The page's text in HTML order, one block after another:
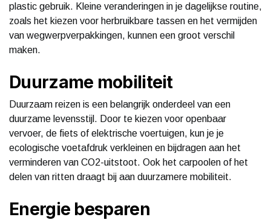
plastic gebruik. Kleine veranderingen in je dagelijkse routine,
zoals het kiezen voor herbruikbare tassen en het vermijden
van wegwerpverpakkingen, kunnen een groot verschil
maken.
Duurzame mobiliteit
Duurzaam reizen is een belangrijk onderdeel van een
duurzame levensstijl. Door te kiezen voor openbaar
vervoer, de fiets of elektrische voertuigen, kun je je
ecologische voetafdruk verkleinen en bijdragen aan het
verminderen van CO2-uitstoot. Ook het carpoolen of het
delen van ritten draagt bij aan duurzamere mobiliteit.
Energie besparen